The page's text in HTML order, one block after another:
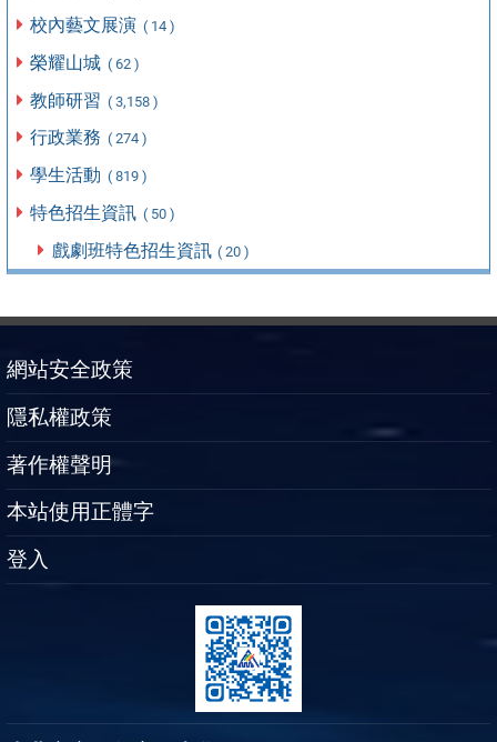
校內藝文展演 ( 14 )
榮耀山城 ( 62 )
教師研習 ( 3,158 )
行政業務 ( 274 )
學生活動 ( 819 )
特色招生資訊 ( 50 )
戲劇班特色招生資訊 ( 20 )
網站安全政策
隱私權政策
著作權聲明
本站使用正體字
登入